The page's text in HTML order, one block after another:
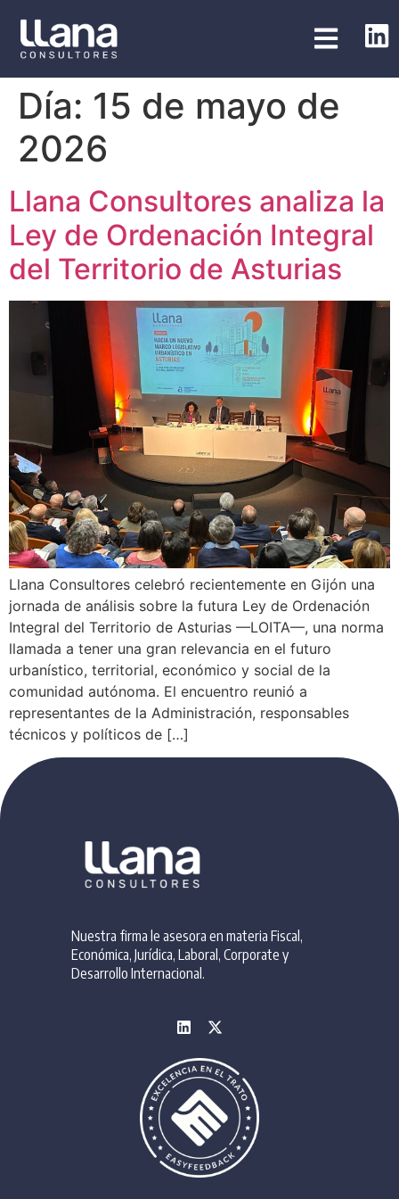
Día: 15 de mayo de
2026
Llana Consultores analiza la
Ley de Ordenación Integral
del Territorio de Asturias
Llana Consultores celebró recientemente en Gijón una
jornada de análisis sobre la futura Ley de Ordenación
Integral del Territorio de Asturias —LOITA—, una norma
llamada a tener una gran relevancia en el futuro
urbanístico, territorial, económico y social de la
comunidad autónoma. El encuentro reunió a
representantes de la Administración, responsables
técnicos y políticos de […]
Nuestra firma le asesora en materia Fiscal,
Económica, Jurídica, Laboral, Corporate y
Desarrollo Internacional.